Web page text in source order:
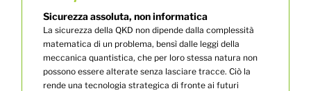
Sicurezza assoluta, non informatica
La sicurezza della QKD non dipende dalla complessità
matematica di un problema, bensì dalle leggi della
meccanica quantistica, che per loro stessa natura non
possono essere alterate senza lasciare tracce. Ciò la
rende una tecnologia strategica di fronte ai futuri